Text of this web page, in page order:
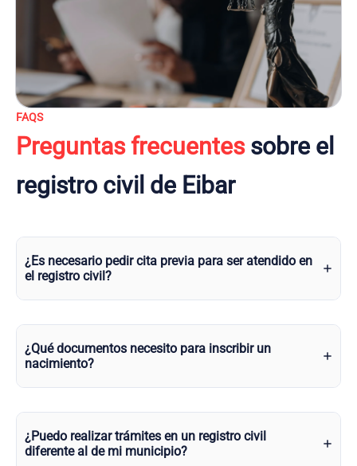
FAQS
Preguntas frecuentessobre el
registro civil de Eibar
¿Es necesario pedir cita previa para ser atendido en
el registro civil?
¿Qué documentos necesito para inscribir un
nacimiento?
¿Puedo realizar trámites en un registro civil
diferente al de mi municipio?